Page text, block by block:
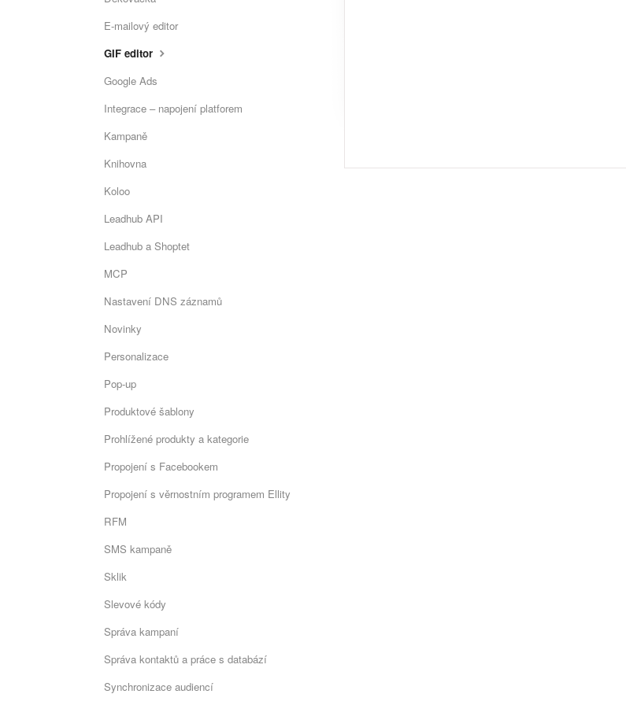
E-mailový editor
GIF editor
Google Ads
Integrace – napojení platforem
Kampaně
Knihovna
Koloo
Leadhub API
Leadhub a Shoptet
MCP
Nastavení DNS záznamů
Novinky
Personalizace
Pop-up
Produktové šablony
Prohlížené produkty a kategorie
Propojení s Facebookem
Propojení s věrnostním programem Ellity
RFM
SMS kampaně
Sklik
Slevové kódy
Správa kampaní
Správa kontaktů a práce s databází
Synchronizace audiencí